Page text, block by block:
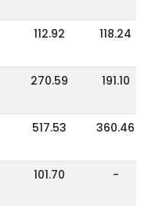
112.92 118.24
270.59 191.10
517.53 360.46
101.70 -